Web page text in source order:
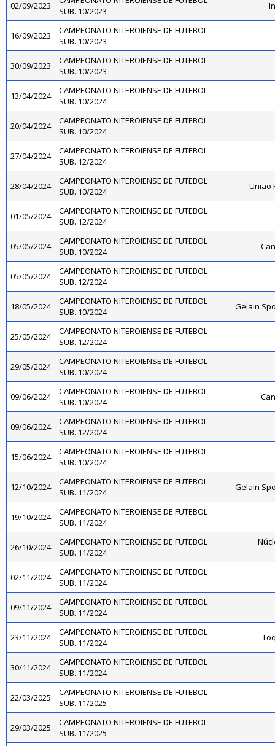
02/09/2023
SUB. 10/2023
16/09/2023
CAMPEONATO NITEROIENSE DE FUTEBOL
SUB. 10/2023
30/09/2023
CAMPEONATO NITEROIENSE DE FUTEBOL
SUB. 10/2023
13/04/2024
CAMPEONATO NITEROIENSE DE FUTEBOL
SUB. 10/2024
20/04/2024
CAMPEONATO NITEROIENSE DE FUTEBOL
SUB. 10/2024
27/04/2024
CAMPEONATO NITEROIENSE DE FUTEBOL
SUB. 12/2024
28/04/2024
CAMPEONATO NITEROIENSE DE FUTEBOL
SUB. 10/2024
União
01/05/2024
CAMPEONATO NITEROIENSE DE FUTEBOL
SUB. 12/2024
05/05/2024
CAMPEONATO NITEROIENSE DE FUTEBOL
SUB. 10/2024
05/05/2024
CAMPEONATO NITEROIENSE DE FUTEBOL
SUB. 12/2024
18/05/2024
CAMPEONATO NITEROIENSE DE FUTEBOL
SUB. 10/2024
Gelain
25/05/2024
CAMPEONATO NITEROIENSE DE FUTEBOL
SUB. 12/2024
29/05/2024
CAMPEONATO NITEROIENSE DE FUTEBOL
SUB. 10/2024
09/06/2024
CAMPEONATO NITEROIENSE DE FUTEBOL
SUB. 10/2024
09/06/2024
CAMPEONATO NITEROIENSE DE FUTEBOL
SUB. 12/2024
15/06/2024
CAMPEONATO NITEROIENSE DE FUTEBOL
SUB. 10/2024
12/10/2024
CAMPEONATO NITEROIENSE DE FUTEBOL
SUB. 11/2024
Gelain
19/10/2024
CAMPEONATO NITEROIENSE DE FUTEBOL
SUB. 11/2024
26/10/2024
CAMPEONATO NITEROIENSE DE FUTEBOL
SUB. 11/2024
02/11/2024
CAMPEONATO NITEROIENSE DE FUTEBOL
SUB. 11/2024
09/11/2024
CAMPEONATO NITEROIENSE DE FUTEBOL
SUB. 11/2024
23/11/2024
CAMPEONATO NITEROIENSE DE FUTEBOL
SUB. 11/2024
30/11/2024
CAMPEONATO NITEROIENSE DE FUTEBOL
SUB. 11/2024
22/03/2025
CAMPEONATO NITEROIENSE DE FUTEBOL
SUB. 11/2025
29/03/2025
CAMPEONATO NITEROIENSE DE FUTEBOL
SUB. 11/2025